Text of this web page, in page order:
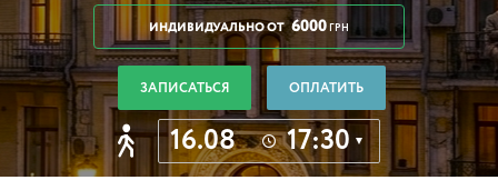
ИНДИВИДУАЛЬНООТ 6000 ГРН
16.08 17:30
ЗАПИСАТЬСЯ ОПЛАТИТЬ